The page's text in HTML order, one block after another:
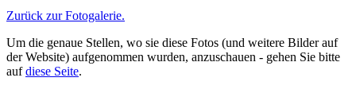
Zurück zur Fotogalerie.
Um die genaue Stellen, wo sie diese Fotos (und weitere Bilder auf
der Website) aufgenommen wurden, anzuschauen - gehen Sie bitte
aufdiese Seite.